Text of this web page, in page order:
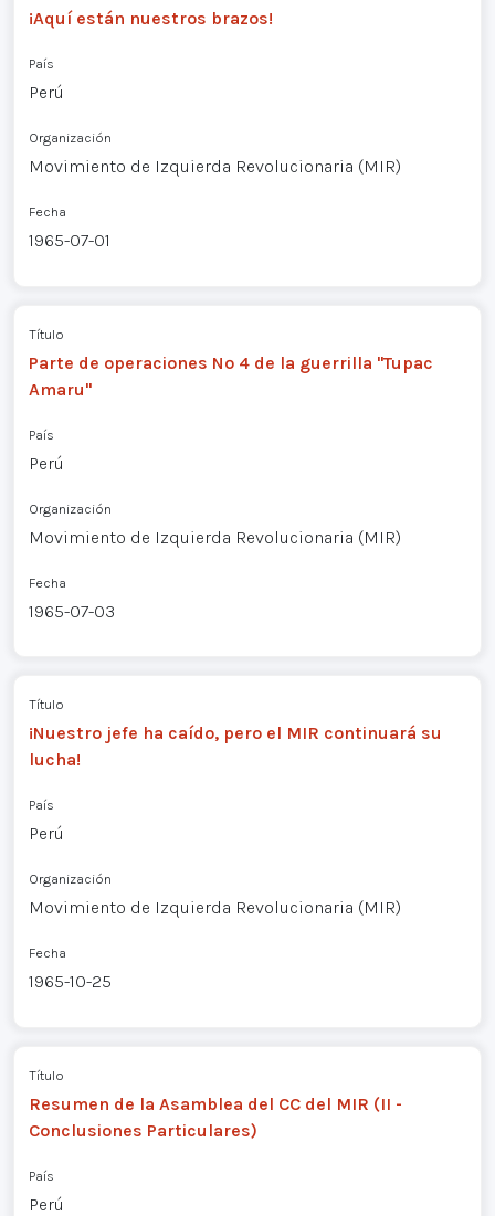
¡Aquí están nuestros brazos!
País
Perú
Organización
Movimiento de Izquierda Revolucionaria (MIR)
Fecha
1965-07-01
Título
Parte de operaciones Nº 4 de la guerrilla "Tupac
Amaru"
País
Perú
Organización
Movimiento de Izquierda Revolucionaria (MIR)
Fecha
1965-07-03
Título
¡Nuestro jefe ha caído, pero el MIR continuará su
lucha!
País
Perú
Organización
Movimiento de Izquierda Revolucionaria (MIR)
Fecha
1965-10-25
Título
Resumen de la Asamblea del CC del MIR (II -
Conclusiones Particulares)
País
Perú